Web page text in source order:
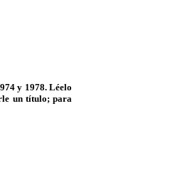
y 1978. Léelo
un título; para